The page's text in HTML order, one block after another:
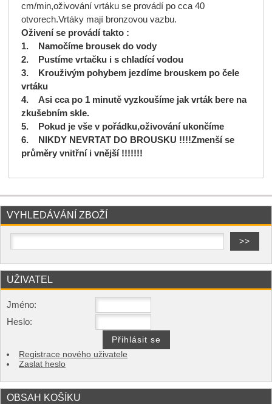
cm/min,oživování vrtáku se provádí po cca 40
otvorech.Vrtáky mají bronzovou vazbu.
Oživení se provádí takto :
1. Namočíme brousek do vody
2. Pustíme vrtačku i s chladící vodou
3. Krouživým pohybem jezdíme brouskem po čele
vrtáku
4. Asi cca po 1 minutě vyzkoušíme jak vrták bere na
zkušebním skle.
5. Pokud je vše v pořádku,oživování ukončíme
6. NIKDY NEVRTAT DO BROUSKU !!!!Zmenší se
průměry vnitřní i vnější !!!!!!!
VYHLEDÁVÁNÍ ZBOŽÍ
UŽIVATEL
Jméno:
Heslo:
Registrace nového uživatele
Zaslat heslo
OBSAH KOŠÍKU